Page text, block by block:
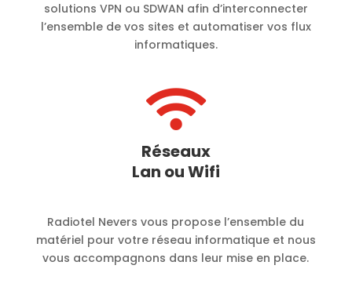
solutions VPN ou SDWAN afin d’interconnecter
l’ensemble de vos sites et automatiser vos flux
informatiques.

Réseaux
Lan ou Wifi
Radiotel Nevers vous propose l’ensemble du
matériel pour votre réseau informatique et nous
vous accompagnons dans leur mise en place.